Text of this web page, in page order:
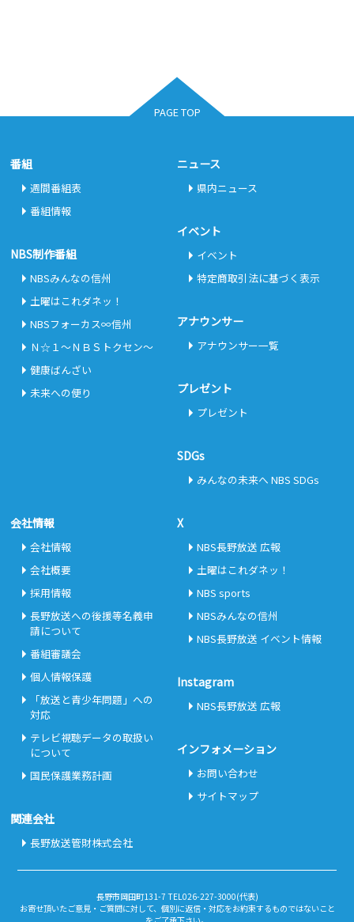
PAGE TOP
番組
週間番組表
番組情報
NBS制作番組
NBSみんなの信州
土曜はこれダネッ！
NBSフォーカス∞信州
Ｎ☆１～ＮＢＳトクセン～
健康ばんざい
未来への便り
ニュース
県内ニュース
イベント
イベント
特定商取引法に基づく表示
アナウンサー
アナウンサー一覧
プレゼント
プレゼント
SDGs
みんなの未来へ NBS SDGs
会社情報
会社情報
会社概要
採用情報
長野放送への後援等名義申
請について
番組審議会
個人情報保護
「放送と青少年問題」への
対応
テレビ視聴データの取扱い
について
国民保護業務計画
関連会社
長野放送管財株式会社
X
NBS長野放送 広報
土曜はこれダネッ！
NBS sports
NBSみんなの信州
NBS長野放送 イベント情報
Instagram
NBS長野放送 広報
インフォメーション
お問い合わせ
サイトマップ
長野市岡田町131-7 TEL026-227-3000(代表)
お寄せ頂いたご意見・ご質問に対して、個別に返信・対応をお約束するものではないこと